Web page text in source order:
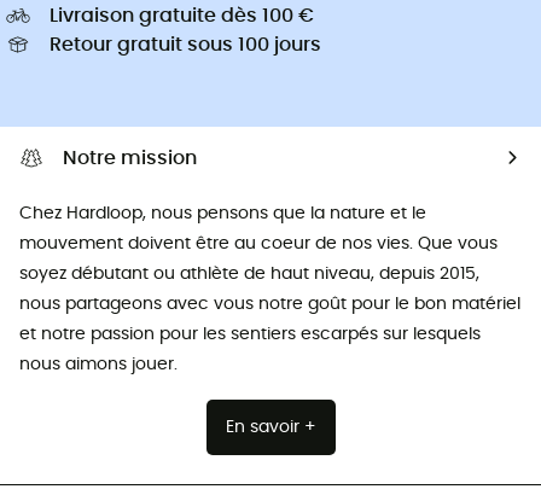
Livraison gratuite dès 100 €
Retour gratuit sous 100 jours
Notre mission
Chez Hardloop, nous pensons que la nature et le
mouvement doivent être au coeur de nos vies. Que vous
soyez débutant ou athlète de haut niveau, depuis 2015,
nous partageons avec vous notre goût pour le bon matériel
et notre passion pour les sentiers escarpés sur lesquels
nous aimons jouer.
En savoir +